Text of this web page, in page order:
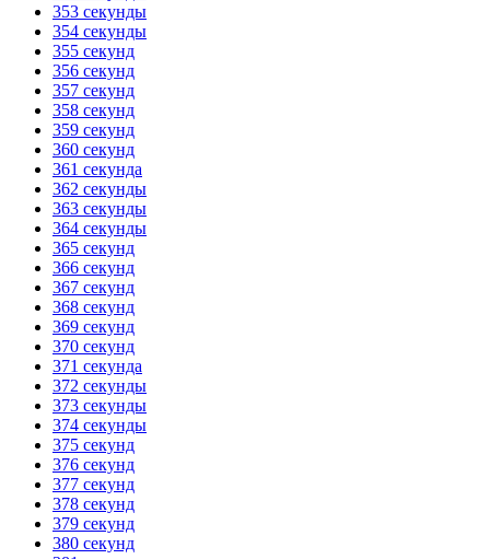
353 секунды
354 секунды
355 секунд
356 секунд
357 секунд
358 секунд
359 секунд
360 секунд
361 секунда
362 секунды
363 секунды
364 секунды
365 секунд
366 секунд
367 секунд
368 секунд
369 секунд
370 секунд
371 секунда
372 секунды
373 секунды
374 секунды
375 секунд
376 секунд
377 секунд
378 секунд
379 секунд
380 секунд